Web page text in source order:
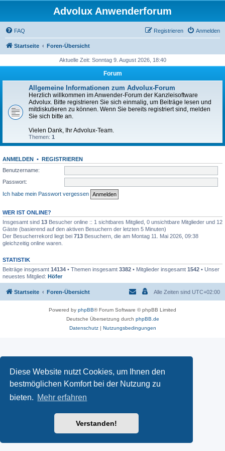
Diese Website nutzt Cookies, um Ihnen den
bestmöglichen Komfort bei der Nutzung zu
bieten. Mehr erfahren
Verstanden!
Advolux Anwenderforum
FAQ Anmelden
Registrieren
Startseite Foren-Übersicht
Aktuelle Zeit: Sonntag 9. August 2026, 18:40
Forum
Allgemeine Informationen zum Advolux-Forum
Herzlich willkommen im Anwender-Forum der Kanzleisoftware
Advolux. Bitte registrieren Sie sich einmalig, um Beiträge lesen und
mitdiskutieren zu können. Wenn Sie bereits registriert sind, melden
Sie sich bitte an.
Vielen Dank, Ihr Advolux-Team.
Themen: 1
ANMELDEN • REGISTRIEREN
Benutzername:
Passwort:
Ich habe mein Passwort vergessen
WER IST ONLINE?
Insgesamt sind 13 Besucher online :: 1 sichtbares Mitglied, 0 unsichtbare Mitglieder und 12
Gäste (basierend auf den aktiven Besuchern der letzten 5 Minuten)
Der Besucherrekord liegt bei 713 Besuchern, die am Montag 11. Mai 2026, 09:38
gleichzeitig online waren.
STATISTIK
Beiträge insgesamt 14134 • Themen insgesamt 3382 • Mitglieder insgesamt 1542 • Unser
neuestes Mitglied: Höfer
Startseite Foren-Übersicht Alle Zeiten sind UTC+02:00
Powered by phpBB® Forum Software © phpBB Limited
Deutsche Übersetzung durch phpBB.de
Datenschutz| Nutzungsbedingungen